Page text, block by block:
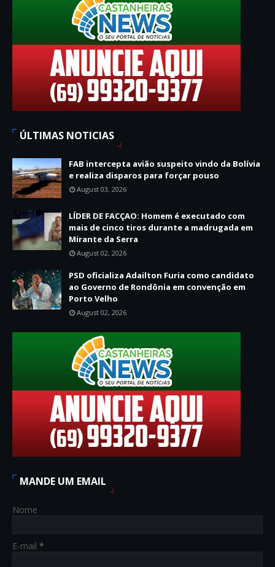
ÚLTIMAS NOTICIAS
FAB intercepta avião suspeito vindo da Bolívia
e realiza disparos para forçar pouso
August 03, 2026
LÍDER DE FACÇAO: Homem é executado com
mais de cinco tiros durante a madrugada em
Mirante da Serra
August 02, 2026
PSD oficializa Adailton Furia como candidato
ao Governo de Rondônia em convenção em
Porto Velho
August 02, 2026
MANDE UM EMAIL
Nome
E-mail *